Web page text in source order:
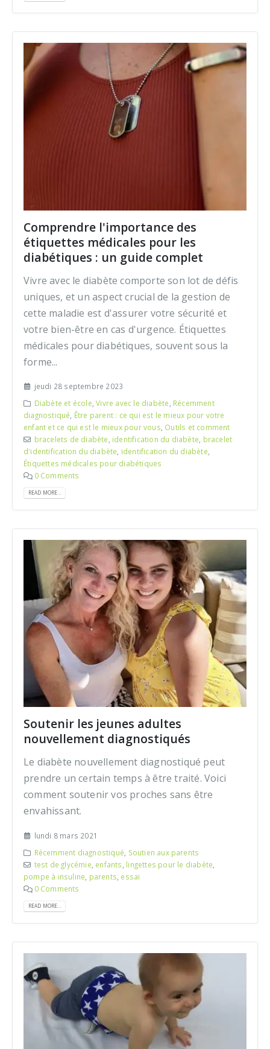
Comprendre l'importance des
étiquettes médicales pour les
diabétiques : un guide complet
Vivre avec le diabète comporte son lot de défis
uniques, et un aspect crucial de la gestion de
cette maladie est d'assurer votre sécurité et
votre bien-être en cas d'urgence. Étiquettes
médicales pour diabétiques, souvent sous la
forme...
jeudi 28 septembre 2023
Diabète et école ,Vivre avec le diabète Récemment
diagnostiqué Être parent : ce qui est le mieux pour votre
enfant et ce qui est le mieux pour vous Outils et comment
bracelets de diabète identification du diabète bracelet
d'identification du diabète identification du diabète
Étiquettes médicales pour diabétiques
0 Comments
READ MORE...
Soutenir les jeunes adultes
nouvellement diagnostiqués
Le diabète nouvellement diagnostiqué peut
prendre un certain temps à être traité. Voici
comment soutenir vos proches sans être
envahissant.
lundi 8 mars 2021
Récemment diagnostiqué Soutien aux parents
test de glycémie enfants lingettes pour le diabète
pompe à insuline parents essai
0 Comments
READ MORE...